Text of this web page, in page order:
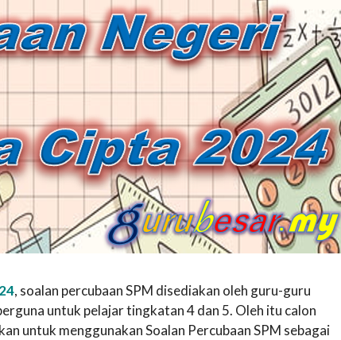
, soalan percubaan SPM disediakan oleh guru-guru
untuk pelajar tingkatan 4 dan 5. Oleh itu calon
untuk menggunakan Soalan Percubaan SPM sebagai